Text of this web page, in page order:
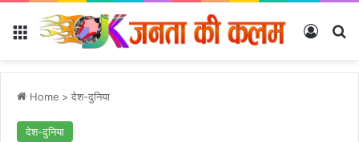
Menu Log In
Home > देश-दुनिया
देश-दुनिया